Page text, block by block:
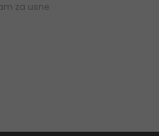
za usne